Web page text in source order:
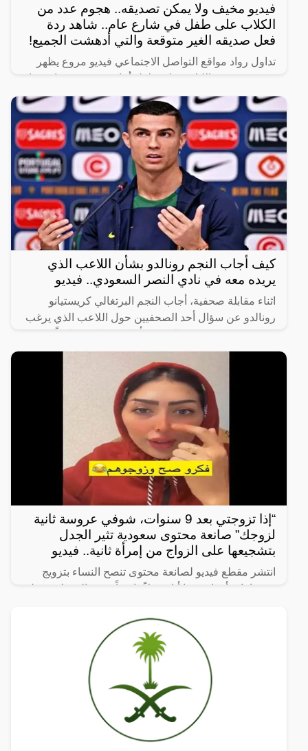
فيديو مخيف ولا يمكن تصديقه.. هجوم عدد من
الكلاب على طفل في شارع عام.. شاهد ردة
فعل صديقه الغير متوقعة والتي أدهشت الجميع!
تداول رواد مواقع التواصل الاجتماعي فيديو مروع يظهر
هجوم عدد من الكلاب على طفل أثناء سيره في شارع عام
برفقة صديقه.
كيف أجاب النجم رونالدو بشأن اللاعب الذي
يريده معه في نادي النصر السعودي.. فيديو
اثناء مقابلة صحفية، أجاب النجم البرتغالي كريستيانو
رونالدو عن سؤال أحد الصحفيين حول اللاعب الذي يرغب
“أختارك أنت،
“إذا تزوجتي بعد 9 سنوات، شوفي عروسة ثانية
لزوجك” صانعة محتوى سعودية تثير الجدل
بتشجيعها على الزواج من إمرأة ثانية.. فيديو
انتشر مقطع فيديو لصانعة محتوى تنصح النساء بتزويج
زوجها بامرأة ثانية، ما أثار جدلاً واسعاً. وفي المقطع، تقول